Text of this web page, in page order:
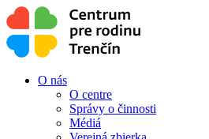
O nás
O centre
Správy o činnosti
Médiá